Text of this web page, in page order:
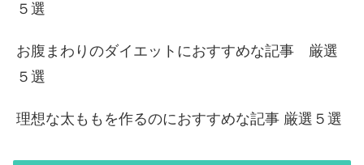
５選
お腹まわりのダイエットにおすすめな記事 厳選
５選
理想な太ももを作るのにおすすめな記事 厳選５選